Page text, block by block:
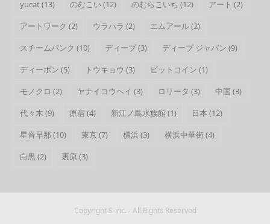
yucat(13) のむこい (12) のむらこいち (12) アート (2)
アートワーク (2) ウラハラ (2) エムアール(2)
スチームパンク (10) ディープ(3) ディープ ジャパン (9)
ディーポン (5) トウキョウ (3) ビットコイン (1)
モノクロ (2) ヤナイコウヘイ (3) ロリータ (3) 中国 (3)
代々木 (9) 原宿 (4) 新江ノ島水族館(1) 日本 (12)
星音早那 (10) 東京(7) 横浜(3) 横浜中華街 (4)
白黒 (2) 裏原(3)
Copyright S-inc. - All Rights Reserved